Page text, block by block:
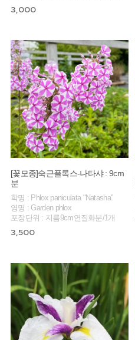
3,000
[꽃모종]숙근플록스-나타샤 : 9cm
분
학명 : Phlox paniculata "Natasha"
영명 : Garden phlox
포장단위 : 지름9cm연질화분/1개
3,500